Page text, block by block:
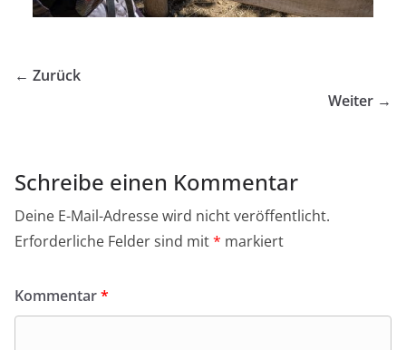
← Zurück
Weiter →
Schreibe einen Kommentar
Deine E-Mail-Adresse wird nicht veröffentlicht.
Erforderliche Felder sind mit* markiert
Kommentar*